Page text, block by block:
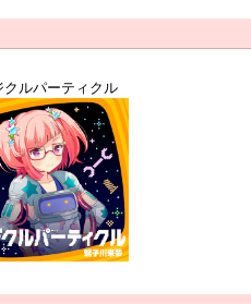
クルパーティクル